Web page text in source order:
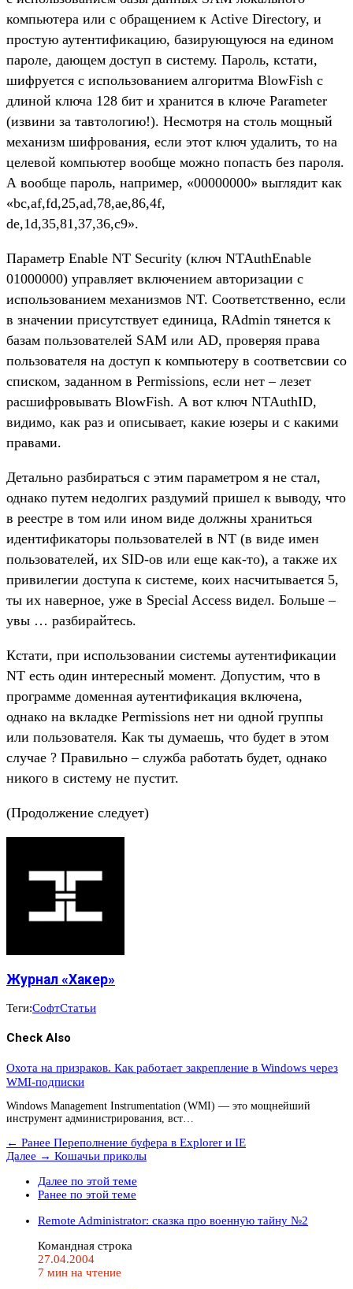
компьютера или с обращением к Active Directory, и
простую аутентификацию, базирующуюся на едином
пароле, дающем доступ в систему. Пароль, кстати,
шифруется с использованием алгоритма BlowFish с
длиной ключа 128 бит и хранится в ключе Parameter
(извини за тавтологию!). Несмотря на столь мощный
механизм шифрования, если этот ключ удалить, то на
целевой компьютер вообще можно попасть без пароля.
А вообще пароль, например, «00000000» выглядит как
«bc,af,fd,25,ad,78,ae,86,4f,
de,1d,35,81,37,36,c9».
Параметр Enable NT Security (ключ NTAuthEnable
01000000) управляет включением авторизации с
использованием механизмов NT. Соответственно, если
в значении присутствует единица, RAdmin тянется к
базам пользователей SAM или AD, проверяя права
пользователя на доступ к компьютеру в соответсвии со
списком, заданном в Permissions, если нет – лезет
расшифровывать BlowFish. А вот ключ NTAuthID,
видимо, как раз и описывает, какие юзеры и с какими
правами.
Детально разбираться с этим параметром я не стал,
однако путем недолгих раздумий пришел к выводу, что
в реестре в том или ином виде должны храниться
идентификаторы пользователей в NT (в виде имен
пользователей, их SID-ов или еще как-то), а также их
привилегии доступа к системе, коих насчитывается 5,
ты их наверное, уже в Special Access видел. Больше –
увы … разбирайтесь.
Кстати, при использовании системы аутентификации
NT есть один интересный момент. Допустим, что в
программе доменная аутентификация включена,
однако на вкладке Permissions нет ни одной группы
или пользователя. Как ты думаешь, что будет в этом
случае ? Правильно – служба работать будет, однако
никого в систему не пустит.
(Продолжение следует)
Журнал «Хакер»
Теги:СофтСтатьи
Check Also
Охота на призраков. Как работает закрепление в Windows через
WMI-подписки
Windows Management Instrumentation (WMI) — это мощнейший
инструмент администрирования, вст…
← Ранее Переполнение буфера в Explorer и IE
Далее → Кошачьи приколы
Далее по этой теме
Ранее по этой теме
Remote Administrator: сказка про военную тайну №2
Командная строка
27.04.2004
7 мин на чтение